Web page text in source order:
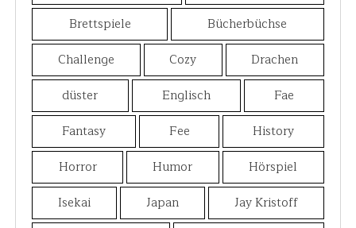
Brettspiele
Bücherbüchse
Challenge
Cozy
Drachen
düster
Englisch
Fae
Fantasy
Fee
History
Horror
Humor
Hörspiel
Isekai
Japan
Jay Kristoff